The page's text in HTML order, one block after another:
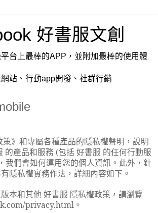
好書服文創
台上最棒的APP，並附加最棒的使用體
站、行動app開發、社群行銷
策》和專屬各種產品的隱私權聲明，說明
的產品和服務 (包括 好書服 的任何行動服
我們會如何運用您的個人資訊。此外，針
隱私權實務作法，詳細內容如下。
本和其他 好書服 隱私權政策，請瀏覽
privacy.html 。